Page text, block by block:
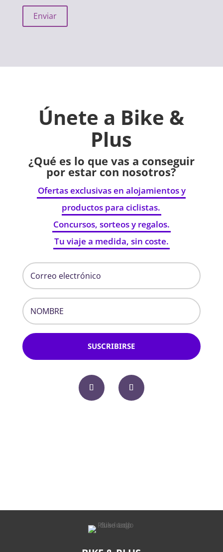
Únete a Bike &
Plus
¿Qué es lo que vas a conseguir
por estar con nosotros?
Ofertas exclusivas en alojamientos y
productos para ciclistas.
Concursos, sorteos y regalos.
Tu viaje a medida, sin coste.
SUSCRIBIRSE